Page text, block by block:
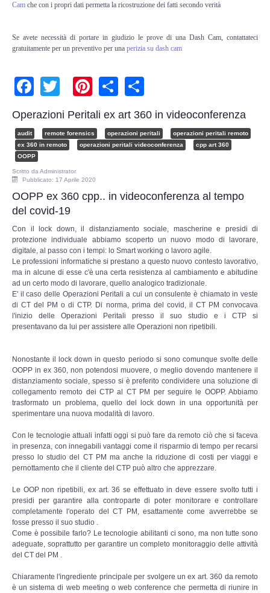
Risk Management
Incident Handling & Response
Vulnerability Assesment & Pen Test
BC & DR
Data Breach
Resp. Amministrativa dlsg 231
Adempimenti Ecommerce
Tutela Copyright e Marchi
Programma Azienda Sicura
Assistenza Legale
INFO
Cam che con i propri dati permetta la ricostruzione dei fatti secondo verità
Se avete necessità di portare in giudizio le prove di una Dash Cam, contattateci
gratuitamente per un preventivo per una perizia su dash cam
Facebook
TwitterPinterest
Share
Operazioni Peritali ex art 360 in videoconferenza
audit remote forensics operazioni peritali
operazioni peritali remoto
ex 360 in remoto
operazioni peritali videoconferenza
cpp art 360
OOPP
Scritto daAdministrator
Pubblicato: 17 Aprile 2020
OOPP ex 360 cpp.. in videoconferenza al tempo
del covid-19
Con il lock down, il distanziamento sociale, mascherine e presidi di
protezione individuale abbiamo scoperto un nuovo modo di lavorare,
digitale, al passo con i tempi: lo Smart working o lavoro agile.
Le professioni informatiche si prestano a questo nuovo contesto lavorativo,
ma in alcune di esse c'è una certa resistenza al cambiamento e abitudine
ad un certo modo di lavorare, quello analogico tradizionale.
E' il caso delle Operazioni Peritali a cui un consulente è chiamato in veste
di CT del PM o di CTP. Di norma, prima del covid, il CT PM convocava
l'inizio delle Operazioni Peritali presso il suo studio e i CTP si
presentavano da lui per assistere alle Operazioni non ripetibili.
Nonostante il lock down in questo periodo si sono comunque svolte delle
OOPP in ex 360, non potendosi muovere, o meglio dovendo mantenere il
distanziamento sociale, spesso si è preferito condividere una soluzione di
collegamento remoto dei CTP al CT PM per seguire le OOPP. Abbiamo
trasformato un problema, quello del lock down in una opportunità per
sperimentare una nuova modalità di lavoro.
Con le tecnologie attuali infatti oggi si può fare da remoto ciò che si faceva
in presenza, con innegabili vantaggi come il risparmio di tempo per recarsi
presso lo studio del CT PM ma anche la riduzione di costi per viaggi e
pernottamento che il cliente del CTP può altro che apprezzare.
Le OOP non ripetibili, ex art. 36 se effettuato in deve essere svolto tutti i
presidi per garantire alla controparte di poter monitorare e controllare
completamente l'operato del CT PM, esattamente come avverrebbe se
fosse presso il suo studio .
Come è possibile farlo? Le tecnologie abilitanti ci sono, ma non tutte sono
adeguate, soprattutto per garantire un completo monitoraggio delle attività
del CT del PM .
Chiaramente l'ingrediente principale per svolgere un ex art. 360 da remoto
è un sistema di web meeting o web conference che permetta di riunire in